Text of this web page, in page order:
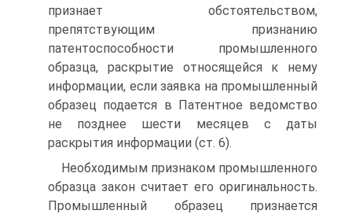
признает обстоятельством,
препятствующим признанию
патентоспособности промышленного
образца, раскрытие относящейся к нему
информации, если заявка на промышленный
образец подается в Патентное ведомство
не позднее шести месяцев с даты
раскрытия информации (ст. 6).
Необходимым признаком промышленного
образца закон считает его оригинальность.
Промышленный образец признается